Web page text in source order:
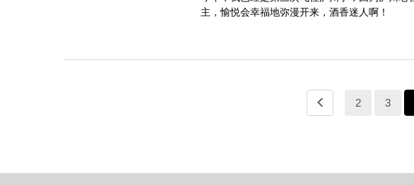
主，愉悦会幸福地弥漫开来，酒香迷人啊！
2 3